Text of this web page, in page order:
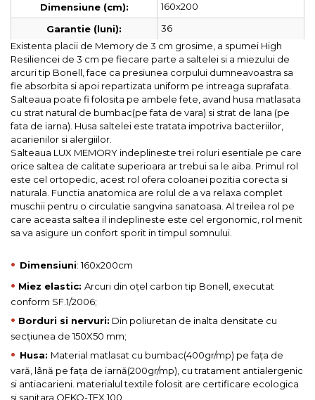
Dimensiune (cm):
160x200
Garantie (luni):
36
Existenta placii de Memory de 3 cm grosime, a spumei High
Resiliencei de 3 cm pe fiecare parte a saltelei si a miezului de
arcuri tip Bonell, face ca presiunea corpului dumneavoastra sa
fie absorbita si apoi repartizata uniform pe intreaga suprafata.
Salteaua poate fi folosita pe ambele fete, avand husa matlasata
cu strat natural de bumbac(pe fata de vara) si strat de lana (pe
fata de iarna). Husa saltelei este tratata impotriva bacteriilor,
acarienilor si alergiilor.
Salteaua LUX MEMORY indeplineste trei roluri esentiale pe care
orice saltea de calitate superioara ar trebui sa le aiba. Primul rol
este cel ortopedic, acest rol ofera coloanei pozitia corecta si
naturala. Functia anatomica are rolul de a va relaxa complet
muschii pentru o circulatie sangvina sanatoasa. Al treilea rol pe
care aceasta saltea il indeplineste este cel ergonomic, rol menit
sa va asigure un confort sporit in timpul somnului.
• Dimensiuni: 160x200cm
• Miez elastic: Arcuri din oțel carbon tip Bonell, executat
conform SF.1/2006;
• Borduri si nervuri: Din poliuretan de inalta densitate cu
secțiunea de 150X50 mm;
• Husa: Material matlasat cu bumbac(400gr/mp) pe fața de
vară, lână pe fața de iarnă(200gr/mp), cu tratament antialergenic
si antiacarieni. materialul textile folosit are certificare ecologica
si sanitara OEKO-TEX 100